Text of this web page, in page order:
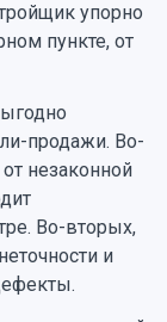
упорно
пункте, от
продажи. Во-
незаконной
Во-вторых,
и